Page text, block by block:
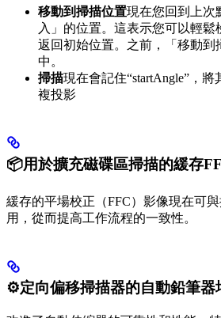
移動到掃描位置現在您回到上次
入」的位置。這表示您可以輕鬆
返回初始位置。之前，「移動到
中。
掃描現在會記住“startAngle”，
複投影
📦用於擴充磁碟區掃描的緩存
緩存的平場校正（FFC）影像現在可
用，從而提高工作流程的一致性。
⚙️定向偏移掃描器的自動鉛筆器